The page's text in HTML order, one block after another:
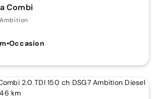
Combi
Ambition
•Occasion